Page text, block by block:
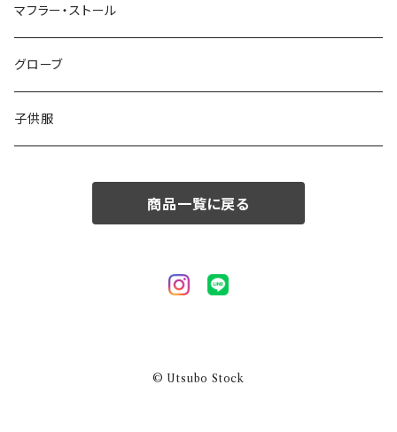
50/XL～
48/L
50/XL～
46/M
48/L
50/XL～
～44/S
46/M
48/L
マフラー・ストール
グローブ
子供服
商品一覧に戻る
© Utsubo Stock